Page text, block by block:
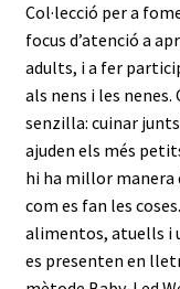
Col·lecció per a
focus d’atenció a
adults, i a fer
als nens i les
senzilla: cuinar
ajuden els més
hi ha millor manera
com es fan les
alimentos, atuells i
es presenten en